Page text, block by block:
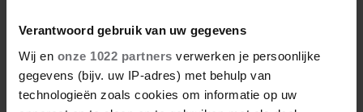
Verantwoord gebruik van uw gegevens
Wij en onze 1022 partners verwerken je persoonlijke
gegevens (bijv. uw IP-adres) met behulp van
technologieën zoals cookies om informatie op uw